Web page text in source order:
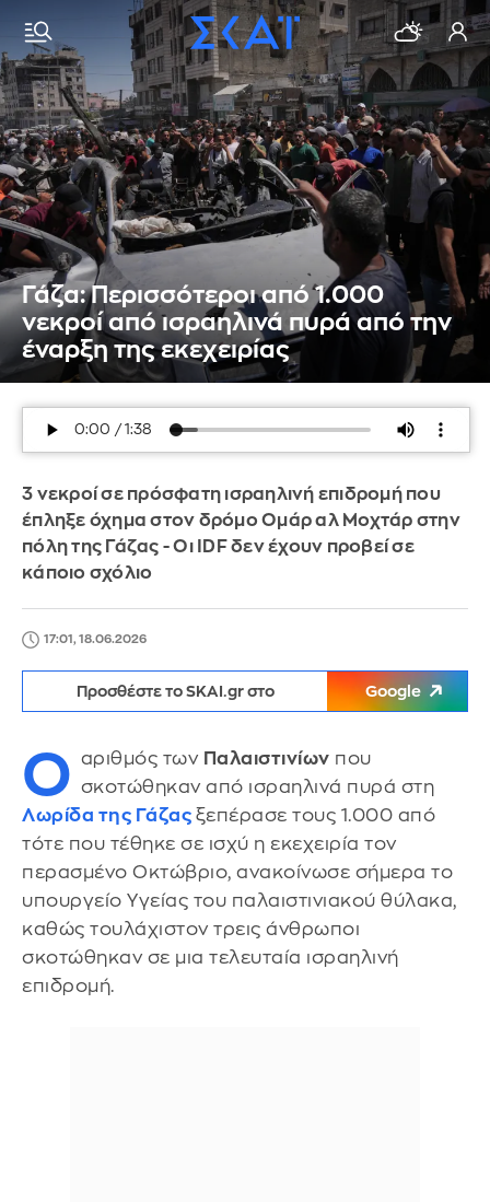
Γάζα: Περισσότεροι από 1.000
νεκροί από ισραηλινά πυρά από την
έναρξη της εκεχειρίας
3 νεκροί σε πρόσφατη ισραηλινή επιδρομή που
έπληξε όχημα στον δρόμο Ομάρ αλ Μοχτάρ στην
πόλη της Γάζας - Οι IDF δεν έχουν προβεί σε
κάποιο σχόλιο
17:01, 18.06.2026
Προσθέστε το SKAI.gr στο Google
Ο αριθμός των Παλαιστινίων που
σκοτώθηκαν από ισραηλινά πυρά στη
Λωρίδα της Γάζας ξεπέρασε τους 1.000 από
τότε που τέθηκε σε ισχύ η εκεχειρία τον
περασμένο Οκτώβριο, ανακοίνωσε σήμερα το
υπουργείο Υγείας του παλαιστινιακού θύλακα,
καθώς τουλάχιστον τρεις άνθρωποι
σκοτώθηκαν σε μια τελευταία ισραηλινή
επιδρομή.